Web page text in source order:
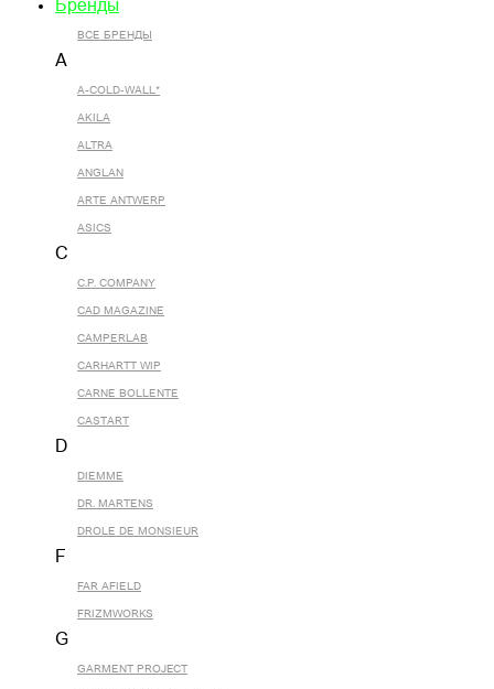
Бренды
ВСЕ БРЕНДЫ
A
A-COLD-WALL*
AKILA
ALTRA
ANGLAN
ARTE ANTWERP
ASICS
C
C.P. COMPANY
CAD MAGAZINE
CAMPERLAB
CARHARTT WIP
CARNE BOLLENTE
CASTART
D
DIEMME
DR. MARTENS
DROLE DE MONSIEUR
F
FAR AFIELD
FRIZMWORKS
G
GARMENT PROJECT